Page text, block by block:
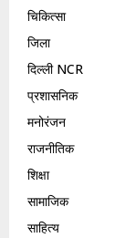
चिकित्सा
जिला
दिल्ली NCR
प्रशासनिक
मनोरंजन
राजनीतिक
शिक्षा
सामाजिक
साहित्य